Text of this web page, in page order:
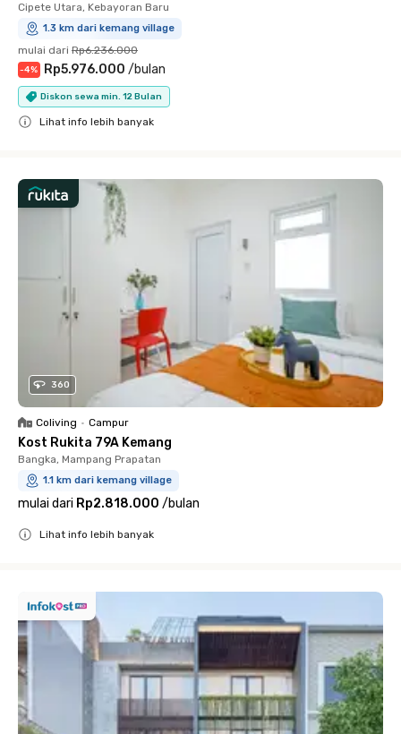
Cipete Utara, Kebayoran Baru
1.3 km dari kemang village
mulai dari Rp6.236.000
-4% Rp5.976.000 /bulan
Diskon sewa min. 12 Bulan
Lihat info lebih banyak
360
Coliving • Campur
Kost Rukita 79A Kemang
Bangka, Mampang Prapatan
1.1 km dari kemang village
mulai dari Rp2.818.000 /bulan
Lihat info lebih banyak